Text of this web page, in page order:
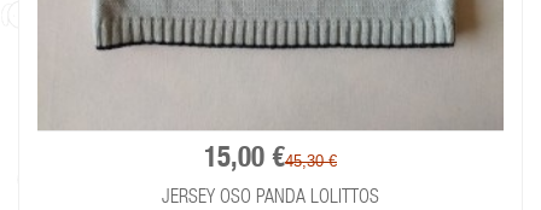
15,00 €45,30 €
JERSEY OSO PANDA LOLITTOS